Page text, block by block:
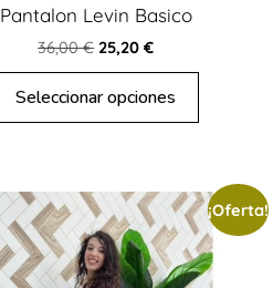
Pantalon Levin Basico
36,00€ 25,20€
Seleccionar opciones
¡Oferta!